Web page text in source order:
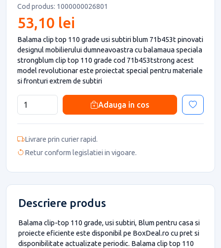
Cod produs: 1000000026801
53,10 lei
Balama clip top 110 grade usi subtiri blum 71b453t pinovati
designul mobilierului dumneavoastra cu balamaua speciala
strongblum clip top 110 grade cod 71b453tstrong acest
model revolutionar este proiectat special pentru materiale
si fronturi extrem de subtiri
Adauga in cos
Livrare prin curier rapid.
Retur conform legislatiei in vigoare.
Descriere produs
Balama clip-top 110 grade, usi subtiri, Blum pentru casa si
proiecte eficiente este disponibil pe BoxDeal.ro cu pret si
disponibilitate actualizate periodic. Balama clip top 110